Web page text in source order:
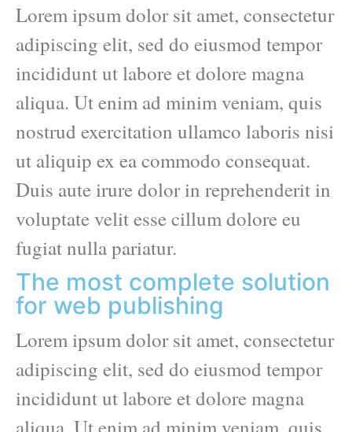
Lorem ipsum dolor sit amet, consectetur
adipiscing elit, sed do eiusmod tempor
incididunt ut labore et dolore magna
aliqua. Ut enim ad minim veniam, quis
nostrud exercitation ullamco laboris nisi
ut aliquip ex ea commodo consequat.
Duis aute irure dolor in reprehenderit in
voluptate velit esse cillum dolore eu
fugiat nulla pariatur.
The most complete solution
for web publishing
Lorem ipsum dolor sit amet, consectetur
adipiscing elit, sed do eiusmod tempor
incididunt ut labore et dolore magna